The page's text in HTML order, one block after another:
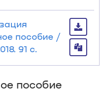
пособие /
91 с.
пособие